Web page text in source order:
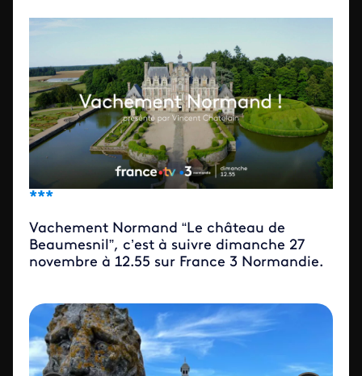
***
Vachement Normand “Le château de
Beaumesnil”, c’est à suivre dimanche 27
novembre à 12.55 sur France 3 Normandie.